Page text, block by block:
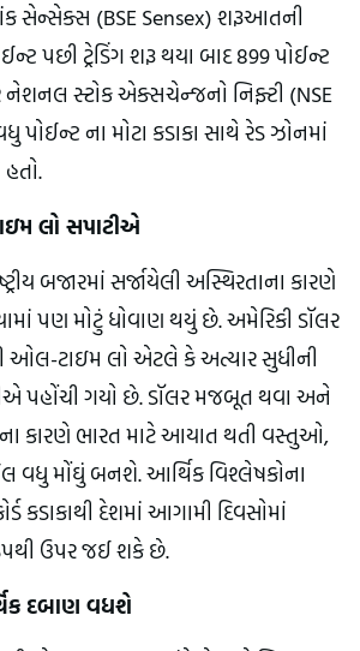
સેન્સેક્સ (BSE Sensex) શરૂઆતની
પછી ટ્રેડિંગ શરૂ થયા બાદ 899 પોઈન્ટ
નેશનલ સ્ટોક એક્સચેન્જનો નિફ્ટી (NSE
ના મોટા કડાકા સાથે રેડ ઝોનમાં
હતો.
લો સપાટીએ
બજારમાં સર્જાયેલી અસ્થિરતાના કારણે
પણ મોટું ધોવાણ થયું છે. અમેરિકી ડૉલર
ઓલ-ટાઇમ લો એટલે કે અત્યાર સુધીની
પહોંચી ગયો છે. ડૉલર મજબૂત થવા અને
કારણે ભારત માટે આયાત થતી વસ્તુઓ,
વધુ મોંઘું બનશે. આર્થિક વિશ્લેષકોના
કડાકાથી દેશમાં આગામી દિવસોમાં
ઉપર જઈ શકે છે.
દબાણ વધશે